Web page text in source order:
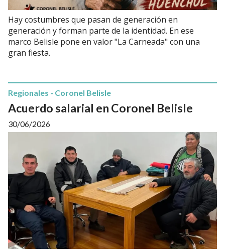
Hay costumbres que pasan de generación en
generación y forman parte de la identidad. En ese
marco Belisle pone en valor "La Carneada" con una
gran fiesta.
Acuerdo salarial en Coronel Belisle
Regionales - Coronel Belisle
30/06/2026